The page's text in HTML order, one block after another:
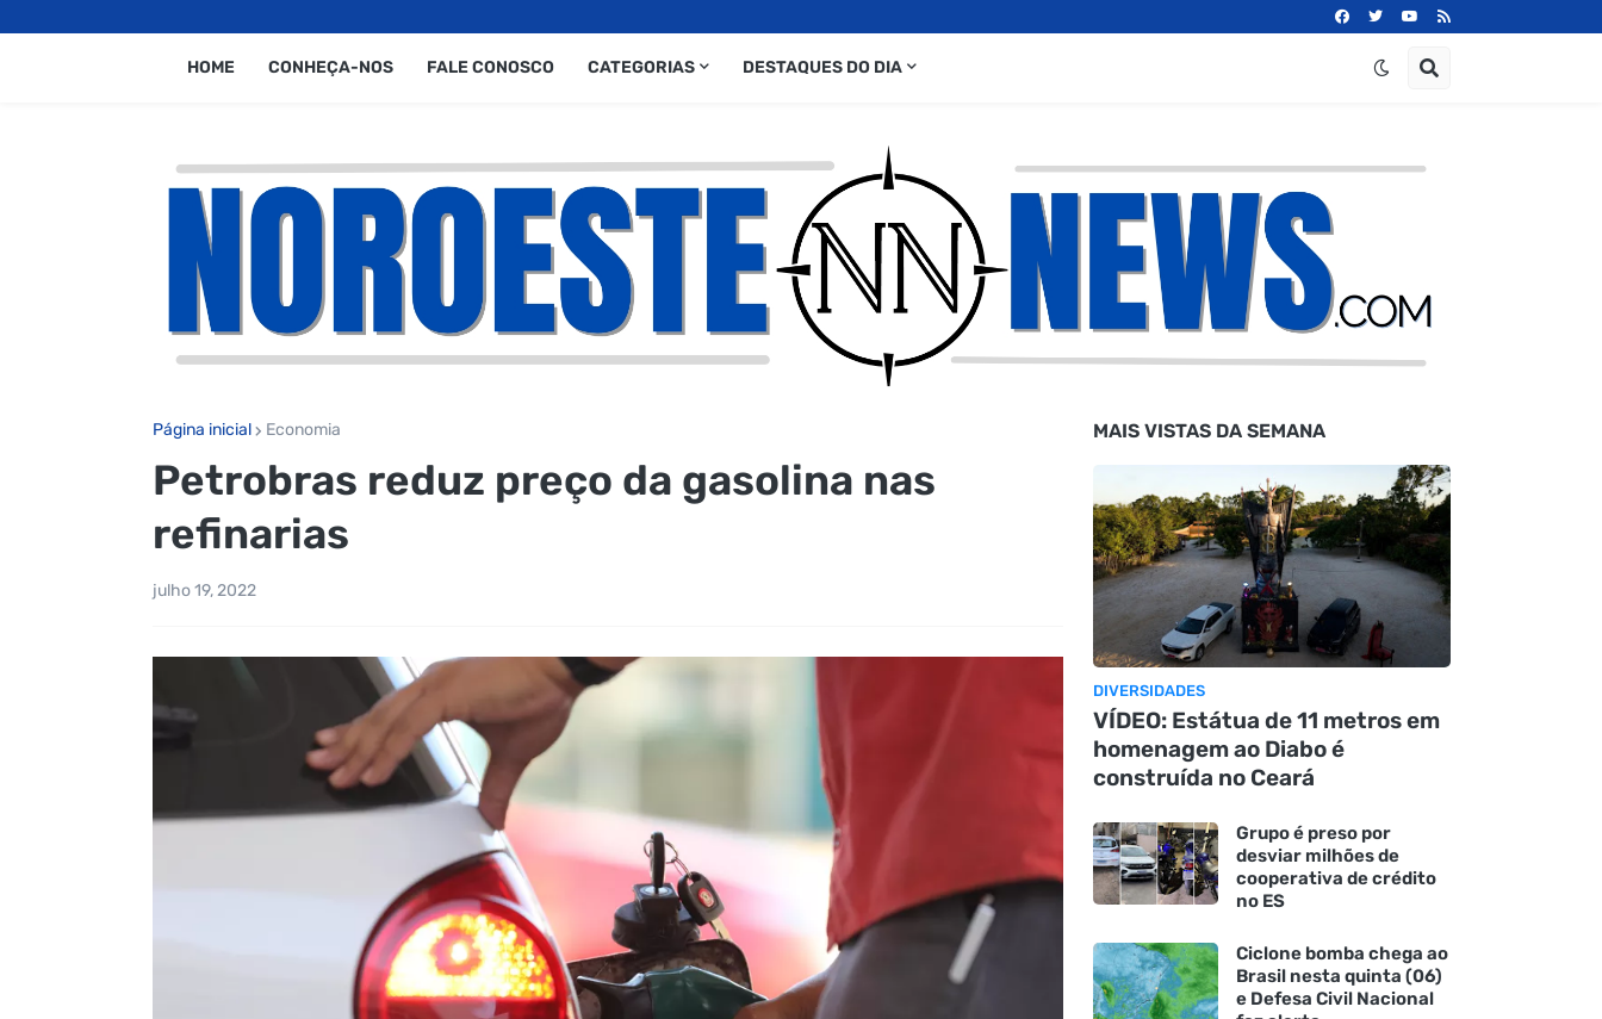
HOME CONHEÇA-NOS FALE CONOSCO CATEGORIAS DESTAQUES DO DIA
Página inicial Economia
Petrobras reduz preço da gasolina nas
refinarias
julho 19, 2022
MAIS VISTAS DA SEMANA
DIVERSIDADES
VÍDEO: Estátua de 11 metros em
homenagem ao Diabo é
construída no Ceará
Grupo é preso por
desviar milhões de
cooperativa de crédito
no ES
Ciclone bomba chega ao
Brasil nesta quinta (06)
e Defesa Civil Nacional